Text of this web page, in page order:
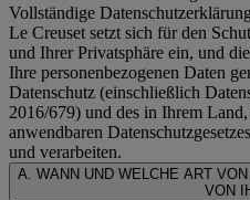
Vollständige
Le Creuset setzt sich für den
und Ihrer Privatsphäre ein, und
Ihre personenbezogenen Daten
Datenschutz (einschließlich
2016/679) und des in Ihrem
anwendbaren
und verarbeiten.
A. WANN UND WELCHE ART
VON